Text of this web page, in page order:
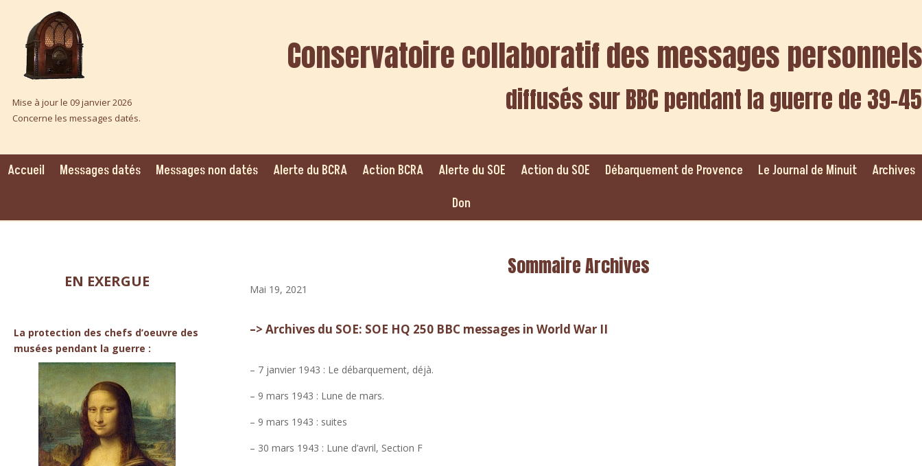
Mise à jour le 09 janvier 2026
Concerne les messages datés.
Conservatoire collaboratif des messages personnels
diffusés sur BBC pendant la guerre de 39-45
Accueil Messages datés Messages non datés Alerte du BCRA Action BCRA Alerte du SOE Action du SOE Débarquement de Provence Le Journal de Minuit
Archives
Don
EN EXERGUE
La protection des chefs d’oeuvre des
musées pendant la guerre :
Sommaire Archives
Mai 19, 2021
–> Archives du SOE: SOE HQ 250 BBC messages in World War II
– 7 janvier 1943 : Le débarquement, déjà.
– 9 mars 1943 : Lune de mars.
– 9 mars 1943 : suites
– 30 mars 1943 : Lune d’avril, Section F